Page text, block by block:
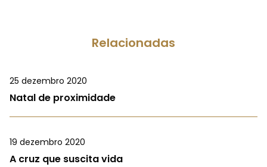
Relacionadas
25 dezembro 2020
Natal de proximidade
19 dezembro 2020
A cruz que suscita vida